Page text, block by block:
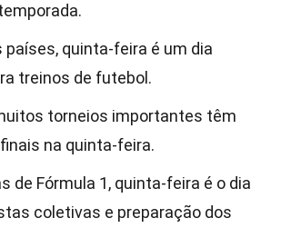
países, quinta-feira é um dia
treinos de futebol.
torneios importantes têm
na quinta-feira.
de Fórmula 1, quinta-feira é o dia
coletivas e preparação dos